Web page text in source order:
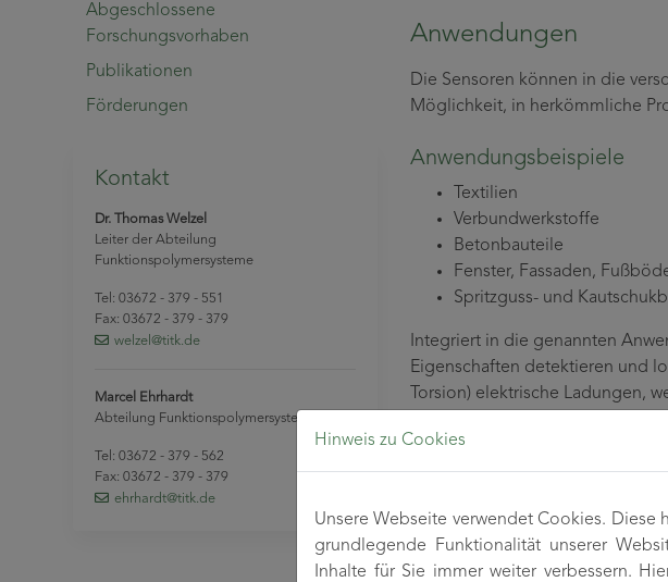
Anwendungen
Die Sensoren können in die
Möglichkeit, in herkömmliche
Anwendungsbeispiele
Textilien
Verbundwerkstoffe
Betonbauteile
Fenster, Fassaden,
Spritzguss- und
Integriert in die genannten
Eigenschaften detektieren und
Torsion) elektrische Ladungen,
niederfrequent (auch im Sub-
Abgeschlossene
Forschungsvorhaben
Publikationen
Förderungen
Kontakt
Dr. Thomas Welzel
Leiter der Abteilung
Funktionspolymersysteme
Tel: 03672 - 379 - 551
Fax: 03672 - 379 - 379
welzel @titk.de
Marcel Ehrhardt
Abteilung Funktionspolymersysteme
Tel: 03672 - 379 - 562
Fax: 03672 - 379 - 379
ehrhardt@titk.de
Hinweis zu Cookies
Unsere Webseite verwendet Cookies.
grundlegende Funktionalität unserer
Inhalte für Sie immer weiter verbessern.